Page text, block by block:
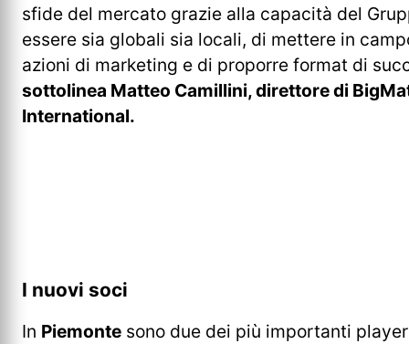
sfide del mercato grazie alla capacità del
essere sia globali sia locali, di mettere in
azioni di marketing e di proporre format di
sottolinea Matteo Camillini, direttore di
International.
I nuovi soci
In Piemonte sono due dei più importanti